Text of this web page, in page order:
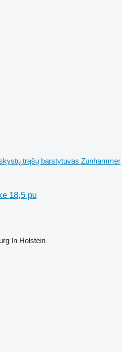
trąšų barstytuvas Zunhammer
18,5 pu
In Holstein